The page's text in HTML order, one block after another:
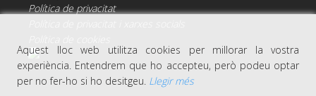
Política de privacitat
Aquest lloc web utilitza cookies per millorar la vostra
experiència. Entendrem que ho accepteu, però podeu optar
per no fer-ho si ho desitgeu. Llegir més